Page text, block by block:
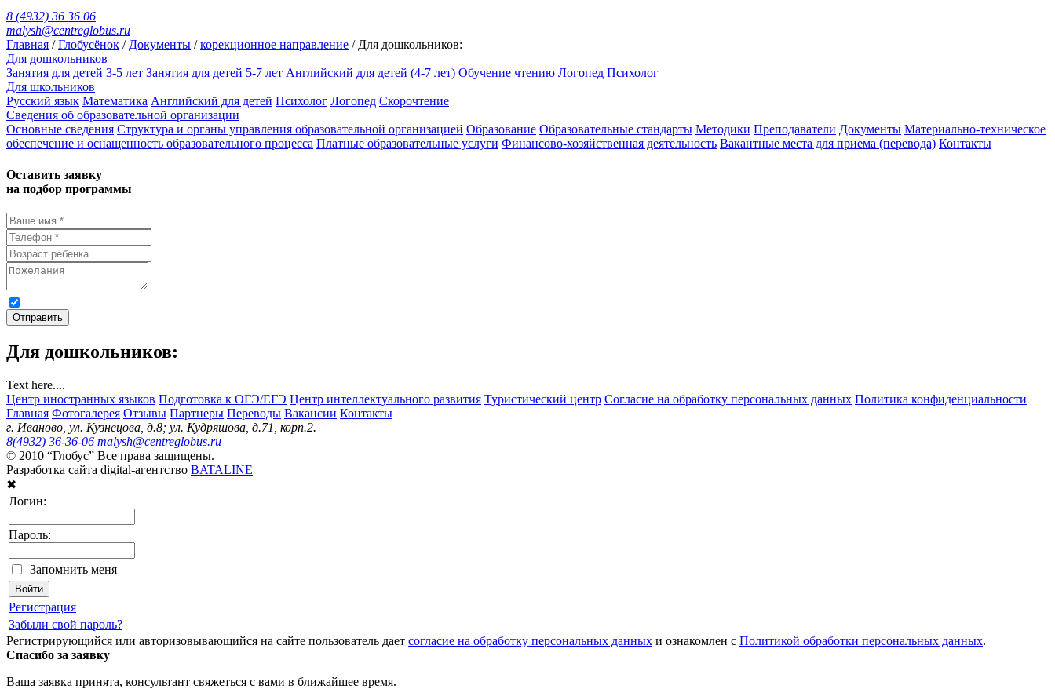
8 (4932) 36 36 06
malysh@centreglobus.ru
Главная / Глобусёнок / Документы / корекционное направление / Для дошкольников:
Для дошкольников
Занятия для детей 3-5 лет Занятия для детей 5-7 лет Английский для детей (4-7 лет) Обучение чтению Логопед Психолог
Для школьников
Русский язык Математика Английский для детей Психолог Логопед Скорочтение
Сведения об образовательной организации
Основные сведения Структура и органы управления образовательной организацией Образование Образовательные стандарты Методики Преподаватели Документы Материально-техническое
обеспечение и оснащенность образовательного процесса Платные образовательные услуги Финансово-хозяйственная деятельность Вакантные места для приема (перевода) Контакты
Оставить заявку
на подбор программы
Отправить
Для дошкольников:
Text here....
Центр иностранных языков Подготовка к ОГЭ/ЕГЭ Центр интеллектуального развития Туристический центр Согласие на обработку персональных данных Политика конфиденциальности
Главная Фотогалерея Отзывы Партнеры Переводы Вакансии Контакты
г. Иваново, ул. Кузнецова, д.8; ул. Кудряшова, д.71, корп.2.
8(4932) 36-36-06 malysh@centreglobus.ru
© 2010 “Глобус” Все права защищены.
Разработка сайта digital-агентство BATALINE
✖
Логин:
Пароль:
Запомнить меня
Регистрация
Забыли свой пароль?
Регистрирующийся или авторизовывающийся на сайте пользователь дает согласие на обработку персональных данных и ознакомлен с Политикой обработки персональных данных.
Спасибо за заявку
Ваша заявка принята, консультант свяжеться с вами в ближайшее время.